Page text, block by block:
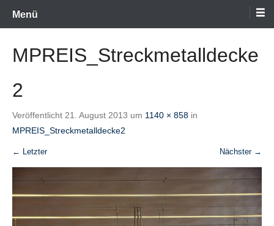
Inhalt
Menü
MPREIS_Streckmetalldecke
2
Veröffentlicht 21. August 2013 um 1140 × 858 in
MPREIS_Streckmetalldecke2
← Letzter Nächster →